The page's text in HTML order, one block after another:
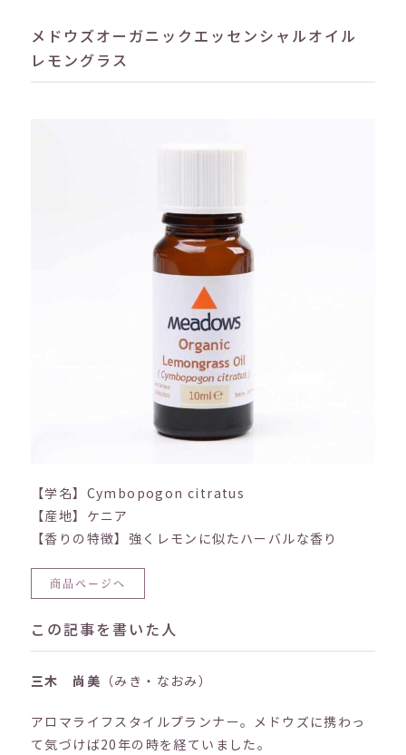
メドウズオーガニックエッセンシャルオイル
レモングラス
【学名】Cymbopogon citratus
【産地】ケニア
【香りの特徴】強くレモンに似たハーバルな香り
商品ページへ
この記事を書いた人
三木 尚美 （みき・なおみ）
アロマライフスタイルプランナー。メドウズに携わっ
て気づけば20年の時を経ていました。